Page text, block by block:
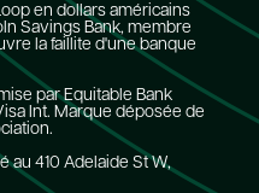
en dollars américains
Savings Bank, membre
la faillite d'une banque
par Equitable Bank
Int. Marque déposée de
au 410 Adelaide St W,